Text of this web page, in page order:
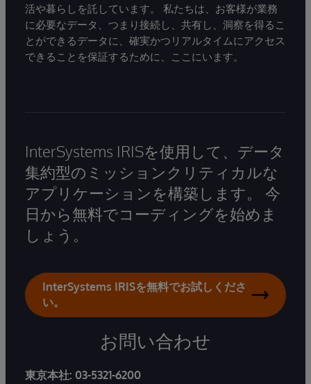
活や暮らしを託しています。 私たちは、お客様が業務
に必要なデータ、つまり接続し、共有し、洞察を得るこ
とができるデータに、確実かつリアルタイムにアクセス
できることを保証するために、ここにいます。
InterSystems IRISを使用して、データ
集約型のミッションクリティカルな
アプリケーションを構築します。 今
日から無料でコーディングを始めま
しょう。
InterSystems IRISを無料でお試しくださ
い。
お問い合わせ
東京本社: 03-5321-6200